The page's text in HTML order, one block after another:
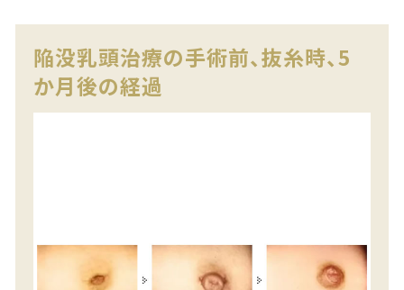
陥没乳頭治療の手術前、抜糸時、5
か月後の経過